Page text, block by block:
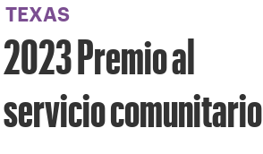
TEXAS
2023 Premio al
servicio comunitario